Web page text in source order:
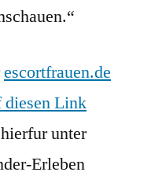
escortfrauen.de
diesen Link
unter
Erleben